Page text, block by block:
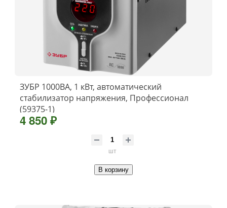
ЗУБР 1000ВА, 1 кВт, автоматический
стабилизатор напряжения, Профессионал
(59375-1)
4 850 ₽
шт
В корзину